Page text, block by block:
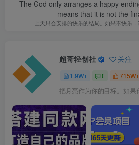
The God only arranges a happy
means that it is not the
上天只会安排的快乐的结局。如果不快乐
超哥轻创社 关注
1.9W+ 0 715W+